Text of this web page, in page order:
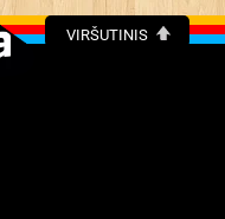
VIRŠUTINIS